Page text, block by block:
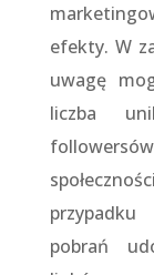
efekty. W
uwagę
liczba
pobrań